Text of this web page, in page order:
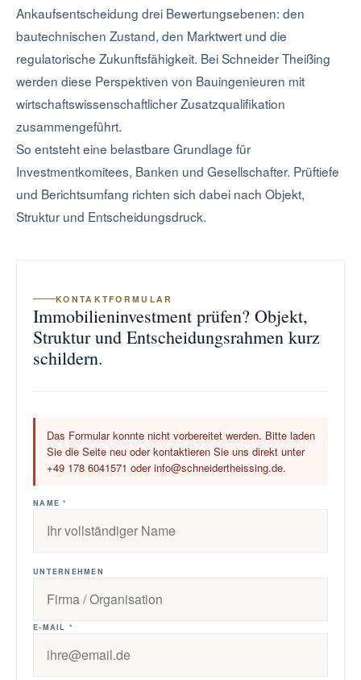
Ankaufsentscheidung drei Bewertungsebenen: den
bautechnischen Zustand, den Marktwert und die
regulatorische Zukunftsfähigkeit. Bei Schneider Theißing
werden diese Perspektiven von Bauingenieuren mit
wirtschaftswissenschaftlicher Zusatzqualifikation
zusammengeführt.
So entsteht eine belastbare Grundlage für
Investmentkomitees, Banken und Gesellschafter. Prüftiefe
und Berichtsumfang richten sich dabei nach Objekt,
Struktur und Entscheidungsdruck.
KONTAKTFORMULAR
Immobilieninvestment prüfen? Objekt,
Struktur und Entscheidungsrahmen kurz
schildern.
Das Formular konnte nicht vorbereitet werden. Bitte laden
Sie die Seite neu oder kontaktieren Sie uns direkt unter
+49 178 6041571 oder info@schneidertheissing.de.
NAME *
UNTERNEHMEN
E-MAIL *